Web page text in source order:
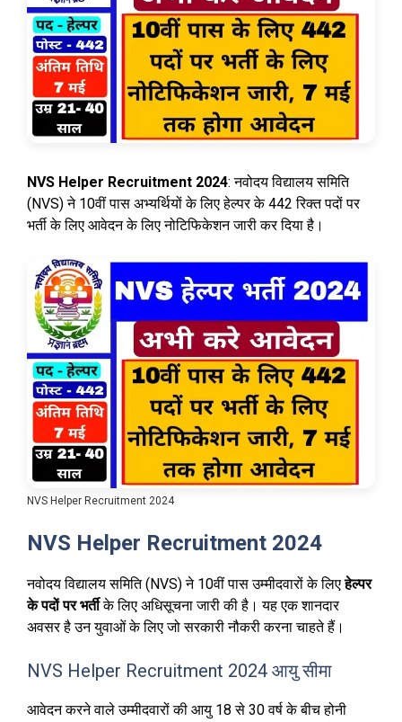
NVS Helper Recruitment 2024: नवोदय विद्यालय समिति
(NVS) ने 10वीं पास अभ्यर्थियों के लिए हेल्पर के 442 रिक्त पदों पर
भर्ती के लिए आवेदन के लिए नोटिफिकेशन जारी कर दिया है।
NVS Helper Recruitment 2024
NVS Helper Recruitment 2024
नवोदय विद्यालय समिति (NVS) ने 10वीं पास उम्मीदवारों के लिएहेल्पर
के पदों पर भर्तीके लिए अधिसूचना जारी की है। यह एक शानदार
अवसर है उन युवाओं के लिए जो सरकारी नौकरी करना चाहते हैं।
NVS Helper Recruitment 2024 आयु सीमा
आवेदन करने वाले उम्मीदवारों की आयु 18 से 30 वर्ष के बीच होनी